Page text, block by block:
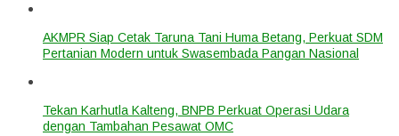
AKMPR Siap Cetak Taruna Tani Huma Betang, Perkuat SDM
Pertanian Modern untuk Swasembada Pangan Nasional
Tekan Karhutla Kalteng, BNPB Perkuat Operasi Udara
dengan Tambahan Pesawat OMC